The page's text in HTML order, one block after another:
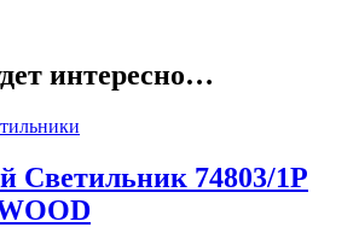
интересно…
Светильник 74803/1P